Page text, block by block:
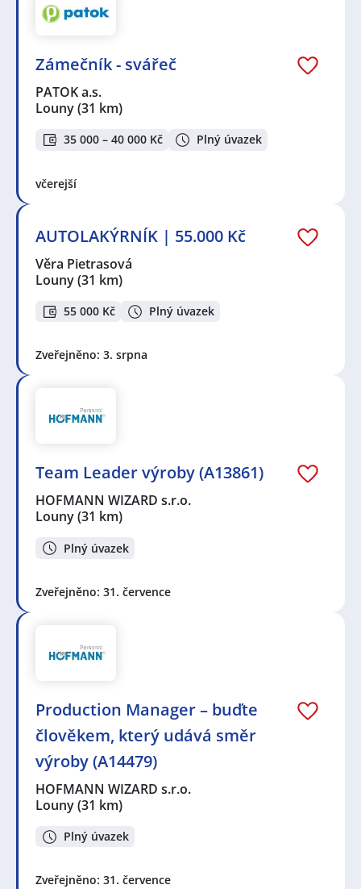
Zámečník - svářeč
PATOK a.s.
Louny(31 km)
35 000 – 40 000 Kč Plný úvazek
včerejší
AUTOLAKÝRNÍK | 55.000 Kč
Věra Pietrasová
Louny(31 km)
55 000 Kč Plný úvazek
Zveřejněno: 3. srpna
Team Leader výroby (A13861)
HOFMANN WIZARD s.r.o.
Louny(31 km)
Plný úvazek
Zveřejněno: 31. července
Production Manager – buďte
člověkem, který udává směr
výroby (A14479)
HOFMANN WIZARD s.r.o.
Louny(31 km)
Plný úvazek
Zveřejněno: 31. července